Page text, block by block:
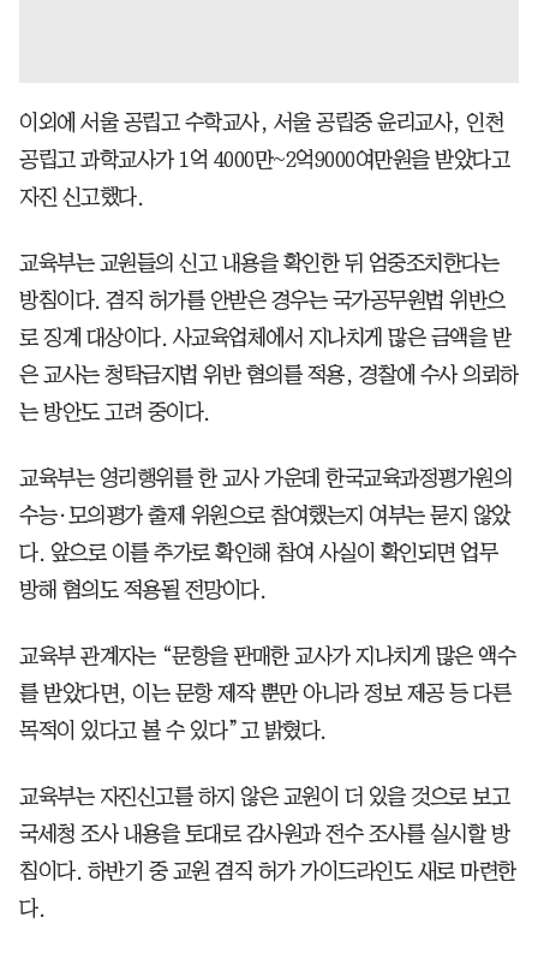
이외에 서울 공립고 수학교사, 서울 공립중 윤리교사, 인천
공립고 과학교사가 1억 4000만~2억9000여만원을 받았다고
자진 신고했다.
교육부는 교원들의 신고 내용을 확인한 뒤 엄중조치한다는
방침이다. 겸직 허가를 안받은 경우는 국가공무원법 위반으
로 징계 대상이다. 사교육업체에서 지나치게 많은 금액을 받
은 교사는 청탁금지법 위반 혐의를 적용, 경찰에 수사 의뢰하
는 방안도 고려 중이다.
교육부는 영리행위를 한 교사 가운데 한국교육과정평가원의
수능·모의평가 출제 위원으로 참여했는지 여부는 묻지 않았
다. 앞으로 이를 추가로 확인해 참여 사실이 확인되면 업무
방해 혐의도 적용될 전망이다.
교육부 관계자는 “문항을 판매한 교사가 지나치게 많은 액수
를 받았다면, 이는 문항 제작 뿐만 아니라 정보 제공 등 다른
목적이 있다고 볼 수 있다”고 밝혔다.
교육부는 자진신고를 하지 않은 교원이 더 있을 것으로 보고
국세청 조사 내용을 토대로 감사원과 전수 조사를 실시할 방
침이다. 하반기 중 교원 겸직 허가 가이드라인도 새로 마련한
다.